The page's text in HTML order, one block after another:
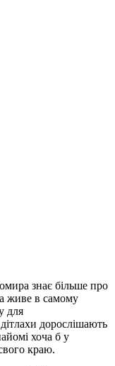
знає більше про
живе в самому
для
дорослішають
хоча б у
краю.